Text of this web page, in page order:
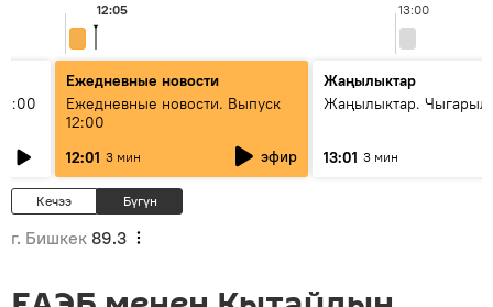
13:00
12:05
Ежедневные новости
Ежедневные новости. Выпуск
12:00
12:01 3 мин эфир
Жаңылыктар
Жаңылыктар.
13:01 3 мин
Кечээ Бүгүн
г. Бишкек 89.3